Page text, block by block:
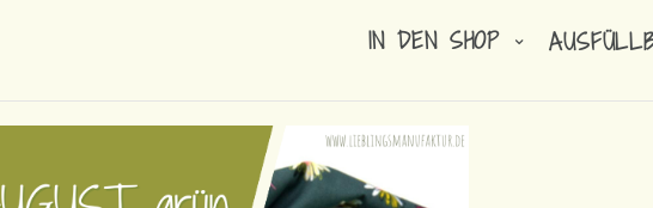
IN DEN SHOP